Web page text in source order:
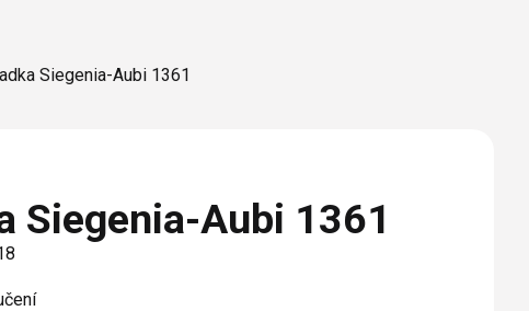
Siegenia-Aubi 1361
Siegenia-Aubi 1361